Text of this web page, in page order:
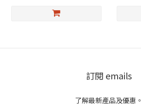
訂閱 emails
了解最新產品及優惠。